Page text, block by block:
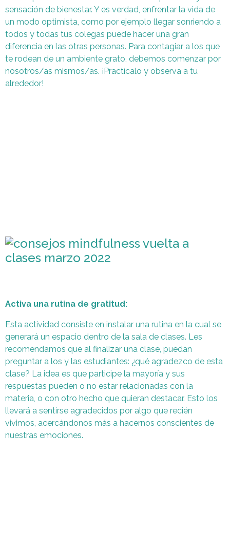
sensación de bienestar. Y es verdad, enfrentar la vida de
un modo optimista, como por ejemplo llegar sonriendo a
todos y todas tus colegas puede hacer una gran
diferencia en las otras personas. Para contagiar a los que
te rodean de un ambiente grato, debemos comenzar por
nosotros/as mismos/as. ¡Practícalo y observa a tu
alrededor!
Activa una rutina de gratitud:
Esta actividad consiste en instalar una rutina en la cual se
generará un espacio dentro de la sala de clases. Les
recomendamos que al finalizar una clase, puedan
preguntar a los y las estudiantes: ¿qué agradezco de esta
clase? La idea es que participe la mayoría y sus
respuestas pueden o no estar relacionadas con la
materia, o con otro hecho que quieran destacar. Esto los
llevará a sentirse agradecidos por algo que recién
vivimos, acercándonos más a hacernos conscientes de
nuestras emociones.